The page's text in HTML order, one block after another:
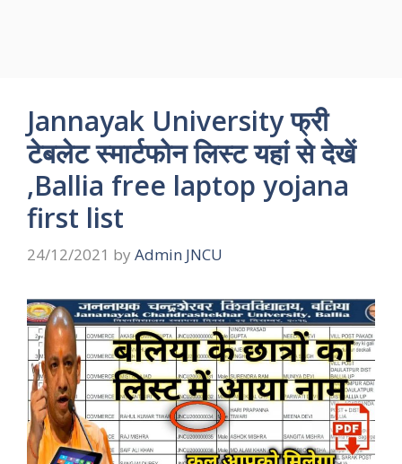
Jannayak University फ्री
टेबलेट स्मार्टफोन लिस्ट यहां से देखें
,Ballia free laptop yojana
first list
24/12/2021 by Admin JNCU